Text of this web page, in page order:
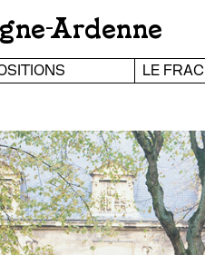
Ardenne
LE FRAC